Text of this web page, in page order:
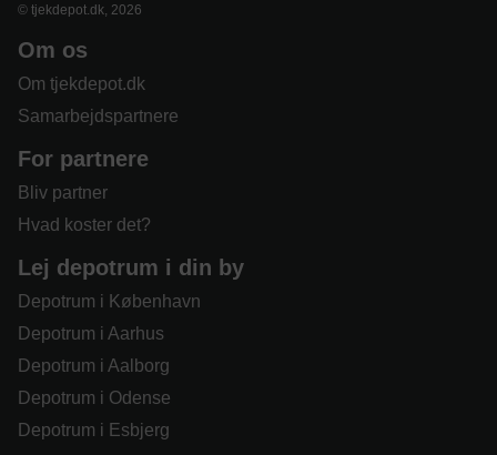
© tjekdepot.dk, 2026
Om os
Om tjekdepot.dk
Samarbejdspartnere
For partnere
Bliv partner
Hvad koster det?
Lej depotrum i din by
Depotrum i København
Depotrum i Aarhus
Depotrum i Aalborg
Depotrum i Odense
Depotrum i Esbjerg